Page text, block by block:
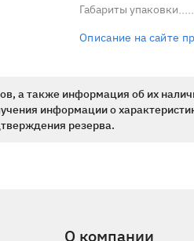
Габариты упаковки
Описание на сайте
а также информация об их
информации о
резерва.
О компании